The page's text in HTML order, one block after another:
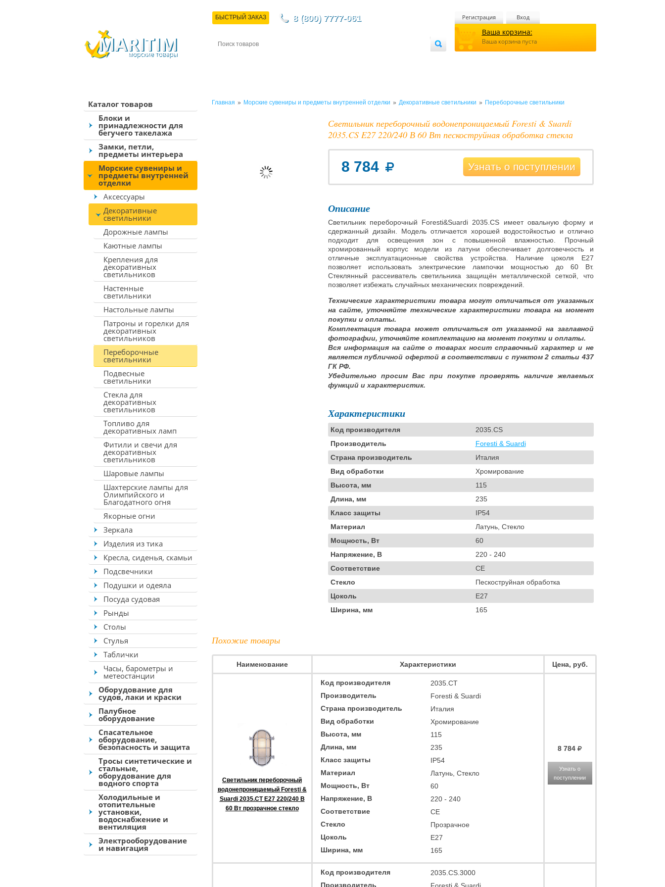
Регистрация Вход
Ваша корзина:
Ваша корзина пуста
БЫСТРЫЙ ЗАКАЗ 8 (800) 7777-061
Каталог товаров
Блоки и
принадлежности для
бегучего такелажа
Замки, петли,
предметы интерьера
Морские сувениры и
предметы внутренней
отделки
Аксессуары
Декоративные
светильники
Дорожные лампы
Каютные лампы
Крепления для
декоративных
светильников
Настенные
светильники
Настольные лампы
Патроны и горелки для
декоративных
светильников
Переборочные
светильники
Подвесные
светильники
Стекла для
декоративных
светильников
Топливо для
декоративных ламп
Фитили и свечи для
декоративных
светильников
Шаровые лампы
Шахтерские лампы для
Олимпийского и
Благодатного огня
Якорные огни
Зеркала
Изделия из тика
Кресла, сиденья, скамьи
Подсвечники
Подушки и одеяла
Посуда судовая
Рынды
Столы
Стулья
Таблички
Часы, барометры и
метеостанции
Оборудование для
судов, лаки и краски
Палубное
оборудование
Спасательное
оборудование,
безопасность и защита
Тросы синтетические и
стальные,
оборудование для
водного спорта
Холодильные и
отопительные
установки,
водоснабжение и
вентиляция
Электрооборудование
и навигация
Главная » Морские сувениры и предметы внутренней отделки » Декоративные светильники » Переборочные светильники
Светильник переборочный водонепроницаемый Foresti & Suardi
2035.CS E27 220/240 В 60 Вт пескоструйная обработка стекла
8 784 Узнать о поступлении
Описание
Светильник переборочный Foresti&Suardi 2035.CS имеет овальную форму и
сдержанный дизайн. Модель отличается хорошей водостойкостью и отлично
подходит для освещения зон с повышенной влажностью. Прочный
хромированный корпус модели из латуни обеспечивает долговечность и
отличные эксплуатационные свойства устройства. Наличие цоколя E27
позволяет использовать электрические лампочки мощностью до 60 Вт.
Стеклянный рассеиватель светильника защищён металлической сеткой, что
позволяет избежать случайных механических повреждений.
Технические характеристики товара могут отличаться от указанных
на сайте, уточняйте технические характеристики товара на момент
покупки и оплаты.
Комплектация товара может отличаться от указанной на заглавной
фотографии, уточняйте комплектацию на момент покупки и оплаты.
Вся информация на сайте о товарах носит справочный характер и не
является публичной офертой в соответствии с пунктом 2 статьи 437
ГК РФ.
Убедительно просим Вас при покупке проверять наличие желаемых
функций и характеристик.
Характеристики
Код производителя
2035.CS
Производитель
Foresti & Suardi
Страна производитель
Италия
Вид обработки
Хромирование
Высота, мм
115
Длина, мм
235
Класс защиты
IP54
Материал
Латунь, Стекло
Мощность, Вт
60
Напряжение, В
220 - 240
Соответствие
CE
Стекло
Пескоструйная обработка
Цоколь
E27
Ширина, мм
165
Похожие товары
Наименование Характеристики Цена, руб.
Светильник переборочный
водонепроницаемый Foresti &
Suardi 2035.CT E27 220/240 В
60 Вт прозрачное стекло
Код производителя
2035.CT
Производитель
Foresti & Suardi
Страна производитель
Италия
Вид обработки
Хромирование
Высота, мм
115
Длина, мм
235
Класс защиты
IP54
Материал
Латунь, Стекло
Мощность, Вт
60
Напряжение, В
220 - 240
Соответствие
CE
Стекло
Прозрачное
Цоколь
E27
Ширина, мм
165
8 784
Узнать о
поступлении
Код производителя
2035.CS.3000
Производитель